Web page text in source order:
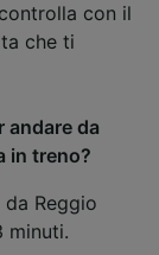
con il
che ti
andare da
in treno?
Reggio
minuti.